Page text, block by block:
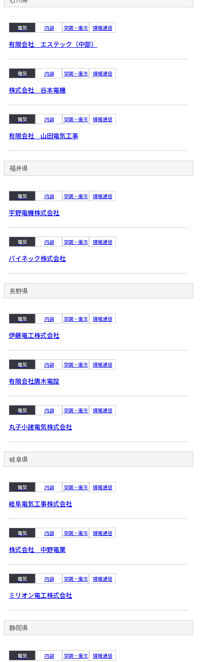
電気 内装 空調・衛生 情報通信
有限会社 エステック（中部）
電気 内装 空調・衛生 情報通信
株式会社 谷本電機
電気 内装 空調・衛生 情報通信
有限会社 山田電気工事
福井県
電気 内装 空調・衛生 情報通信
宇野電機株式会社
電気 内装 空調・衛生 情報通信
パイネック株式会社
長野県
電気 内装 空調・衛生 情報通信
伊藤電工株式会社
電気 内装 空調・衛生 情報通信
有限会社唐木電設
電気 内装 空調・衛生 情報通信
丸子小諸電気株式会社
岐阜県
電気 内装 空調・衛生 情報通信
岐阜電気工事株式会社
電気 内装 空調・衛生 情報通信
株式会社 中野電業
電気 内装 空調・衛生 情報通信
ミリオン電工株式会社
静岡県
電気 内装 空調・衛生 情報通信